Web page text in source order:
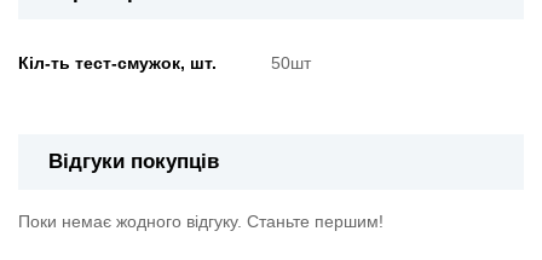
Кіл-ть тест-смужок, шт. 50шт
Відгуки покупців
Поки немає жодного відгуку. Станьте першим!